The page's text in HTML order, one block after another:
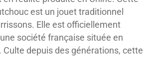
est un jouet traditionnel
Elle est officiellement
société française située en
Culte depuis des générations, cette